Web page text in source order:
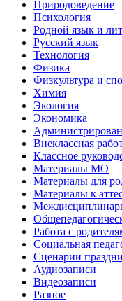
Природоведение
Психология
Родной язык и
Русский язык
Технология
Физика
Физкультура и
Химия
Экология
Экономика
Внеклассная
Классное
Материалы МО
Материалы для
Материалы к
Работа с
Социальная
Сценарии
Аудиозаписи
Видеозаписи
Разное